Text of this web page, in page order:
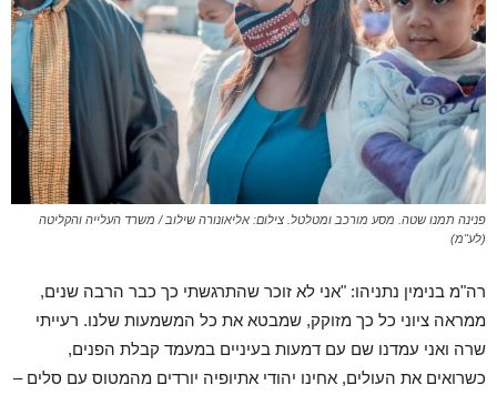
פנינה תמנו שטה. מסע מורכב ומטלטל. צילום: אליאונורה שילוב / משרד העלייה והקליטה
(לע"מ)
רה"מ בנימין נתניהו: "אני לא זוכר שהתרגשתי כך כבר הרבה שנים,
ממראה ציוני כל כך מזוקק, שמבטא את כל המשמעות שלנו. רעייתי
שרה ואני עמדנו שם עם דמעות בעיניים במעמד קבלת הפנים,
כשרואים את העולים, אחינו יהודי אתיופיה יורדים מהמטוס עם סלים –